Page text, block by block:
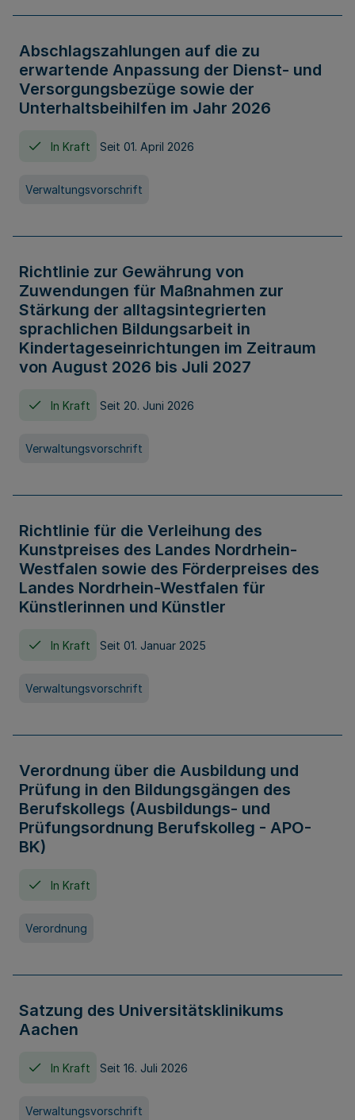
Abschlagszahlungen auf die zu
erwartende Anpassung der Dienst- und
Versorgungsbezüge sowie der
Unterhaltsbeihilfen im Jahr 2026
In Kraft Seit 01. April 2026
Verwaltungsvorschrift
Richtlinie zur Gewährung von
Zuwendungen für Maßnahmen zur
Stärkung der alltagsintegrierten
sprachlichen Bildungsarbeit in
Kindertageseinrichtungen im Zeitraum
von August 2026 bis Juli 2027
In Kraft Seit 20. Juni 2026
Verwaltungsvorschrift
Richtlinie für die Verleihung des
Kunstpreises des Landes Nordrhein-
Westfalen sowie des Förderpreises des
Landes Nordrhein-Westfalen für
Künstlerinnen und Künstler
In Kraft Seit 01. Januar 2025
Verwaltungsvorschrift
Verordnung über die Ausbildung und
Prüfung in den Bildungsgängen des
Berufskollegs (Ausbildungs- und
Prüfungsordnung Berufskolleg - APO-
BK)
In Kraft
Verordnung
Satzung des Universitätsklinikums
Aachen
In Kraft Seit 16. Juli 2026
Verwaltungsvorschrift